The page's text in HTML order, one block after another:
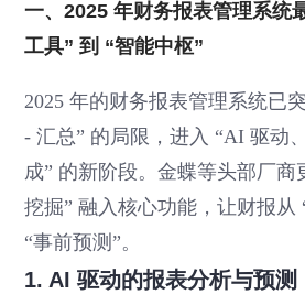
一、2025 年财务报表管理系统
工具” 到 “智能中枢”
2025 年的财务报表管理系统已
- 汇总” 的局限，进入 “AI 驱动
成” 的新阶段。金蝶等头部厂商
挖掘” 融入核心功能，让财报从
“事前预测”。
1. AI 驱动的报表分析与预测